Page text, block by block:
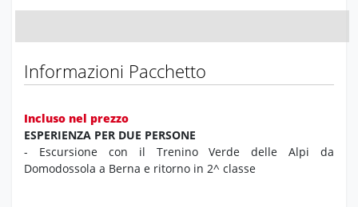
Informazioni Pacchetto
Incluso nel prezzo
ESPERIENZA PER DUE PERSONE
- Escursione con il Trenino Verde delle Alpi da
Domodossola a Berna e ritorno in 2^ classe